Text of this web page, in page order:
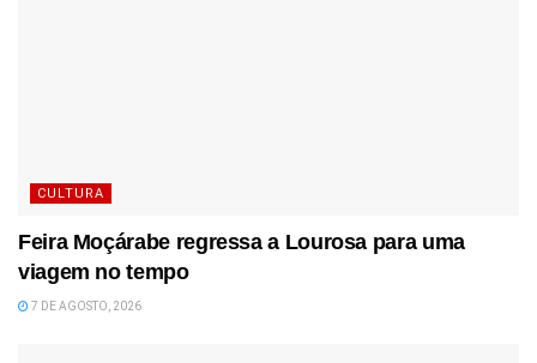
CULTURA
Feira Moçárabe regressa a Lourosa para uma
viagem no tempo
7 DE AGOSTO, 2026